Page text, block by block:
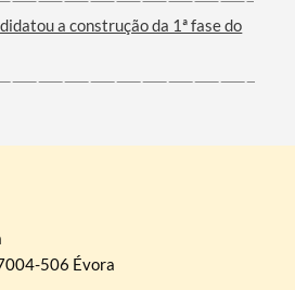
a construção da 1ª fase do
506 Évora